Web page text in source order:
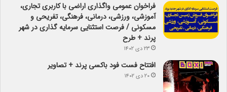
فراخوان عمومی واگذاری اراضی با کاربری تجاری،
آموزشی، ورزشی، درمانی، فرهنگی، تفریحی و
مسکونی / فرصت استثنایی سرمایه گذاری در شهر
پرند + طرح
۲۳ دی ۱۴۰۲
افتتاح فست فود باکسی پرند + تصاویر
۲۰ دی ۱۴۰۲